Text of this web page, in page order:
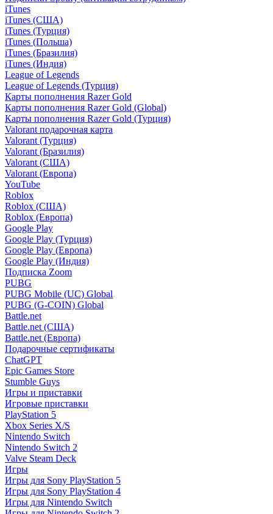
iTunes
iTunes (США)
iTunes (Турция)
iTunes (Польша)
iTunes (Бразилия)
iTunes (Индия)
League of Legends
League of Legends (Турция)
Карты пополнения Razer Gold
Карты пополнения Razer Gold (Global)
Карты пополнения Razer Gold (Турция)
Valorant подарочная карта
Valorant (Турция)
Valorant (Бразилия)
Valorant (США)
Valorant (Европа)
YouTube
Roblox
Roblox (США)
Roblox (Европа)
Google Play
Google Play (Турция)
Google Play (Европа)
Google Play (Индия)
Подписка Zoom
PUBG
PUBG Mobile (UC) Global
PUBG (G-COIN) Global
Battle.net
Battle.net (США)
Battle.net (Европа)
Подарочные сертификаты
ChatGPT
Epic Games Store
Stumble Guys
Игры и приставки
Игровые приставки
PlayStation 5
Xbox Series X/S
Nintendo Switch
Nintendo Switch 2
Valve Steam Deck
Игры
Игры для Sony PlayStation 5
Игры для Sony PlayStation 4
Игры для Nintendo Switch